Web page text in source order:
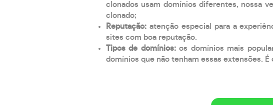
clonados usam domínios diferentes, nossa
clonado;
Reputação: atenção especial para a
sites com boa reputação.
Tipos de domínios:os domínios mais
domínios que não tenham essas extensões.